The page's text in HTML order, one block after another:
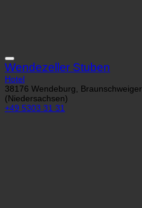
Wendezeller Stuben
Hotel
38176 Wendeburg,
(Niedersachsen)
+49 5303 31 31